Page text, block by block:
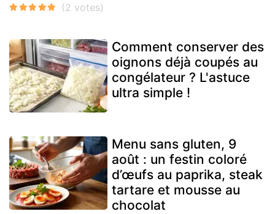
Comment conserver des
oignons déjà coupés au
congélateur ? L'astuce
ultra simple !
Menu sans gluten, 9
août : un festin coloré
d’œufs au paprika, steak
tartare et mousse au
chocolat